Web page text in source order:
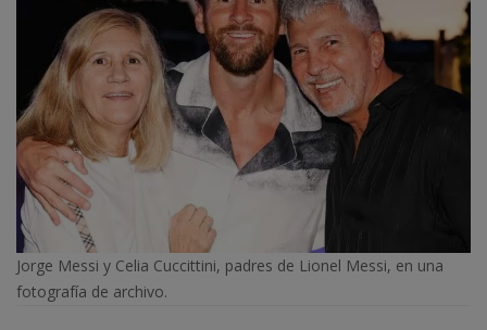
Jorge Messi y Celia Cuccittini, padres de Lionel Messi, en una
fotografía de archivo.